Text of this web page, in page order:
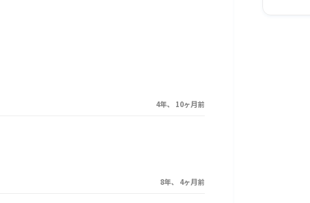
4年、 10ヶ月前
8年、 4ヶ月前